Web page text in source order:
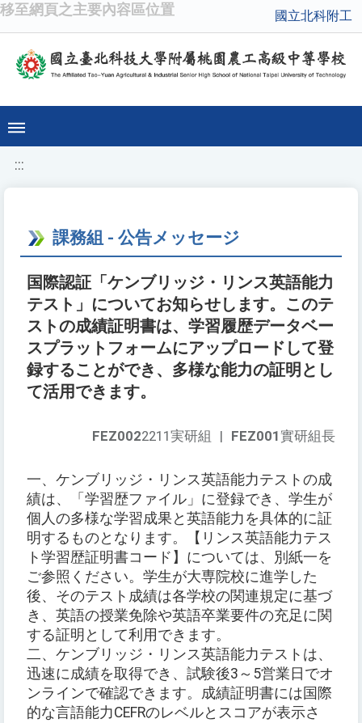
移至網頁之主要內容區位置 國立北科附工
:::
課務組 - 公告メッセージ
国際認証「ケンブリッジ・リンス英語能力
テスト」についてお知らせします。このテ
ストの成績証明書は、学習履歴データベー
スプラットフォームにアップロードして登
録することができ、多様な能力の証明とし
て活用できます。
FEZ001實研組長
FEZ0022211実研組 |
一、ケンブリッジ・リンス英語能力テストの成
績は、「学習歴ファイル」に登録でき、学生が
個人の多様な学習成果と英語能力を具体的に証
明するものとなります。【リンス英語能力テス
ト学習歴証明書コード】については、別紙一を
ご参照ください。学生が大専院校に進学した
後、そのテスト成績は各学校の関連規定に基づ
き、英語の授業免除や英語卒業要件の充足に関
する証明として利用できます。
二、ケンブリッジ・リンス英語能力テストは、
迅速に成績を取得でき、試験後3～5営業日でオ
ンラインで確認できます。成績証明書には国際
的な言語能力CEFRのレベルとスコアが表示さ